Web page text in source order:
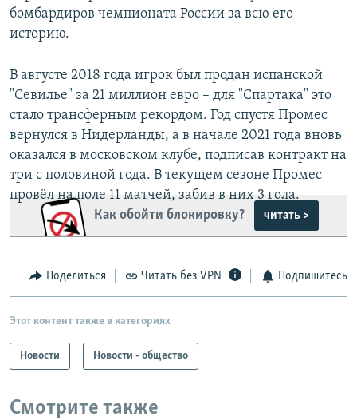
бомбардиров чемпионата России за всю его
историю.
В августе 2018 года игрок был продан испанской
"Севилье" за 21 миллион евро – для "Спартака" это
стало трансферным рекордом. Год спустя Промес
вернулся в Нидерланды, а в начале 2021 года вновь
оказался в московском клубе, подписав контракт на
три с половиной года. В текущем сезоне Промес
провёл на поле 11 матчей, забив в них 3 гола.
Как обойти блокировку?
читать >
Поделиться Читать без VPN Подпишитесь
Этот контент также в категориях
Новости Новости - общество
Смотрите также